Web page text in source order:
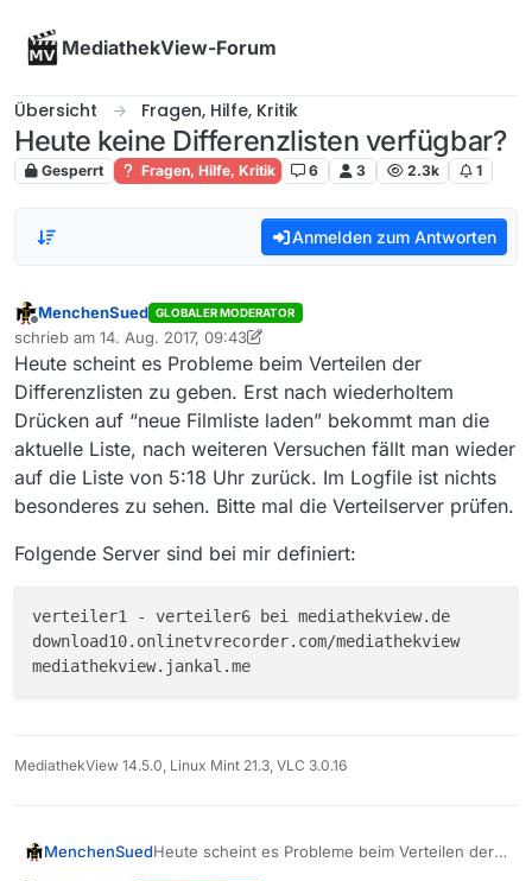
MediathekView-Forum
Übersicht Fragen, Hilfe, Kritik
Heute keine Differenzlisten verfügbar?
Gesperrt Fragen, Hilfe, Kritik 6 3 2.3k 1
Anmelden zum Antworten
Offline
MenchenSued GLOBALER MODERATOR
schrieb am 14. Aug. 2017, 09:43
zuletzt editiert von MenchenSued
Heute scheint es Probleme beim Verteilen der
Differenzlisten zu geben. Erst nach wiederholtem
Drücken auf “neue Filmliste laden” bekommt man die
aktuelle Liste, nach weiteren Versuchen fällt man wieder
auf die Liste von 5:18 Uhr zurück. Im Logfile ist nichts
besonderes zu sehen. Bitte mal die Verteilserver prüfen.
Folgende Server sind bei mir definiert:
verteiler1 - verteiler6 bei mediathekview.de
download10.onlinetvrecorder.com/mediathekview
MediathekView 14.5.0, Linux Mint 21.3, VLC 3.0.16
MenchenSuedHeute scheint es Probleme beim Verteilen der